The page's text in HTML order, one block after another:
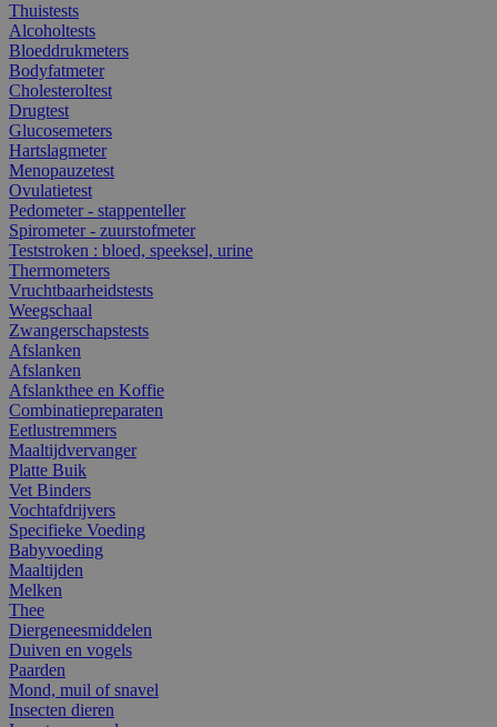
Thuistests
Alcoholtests
Bloeddrukmeters
Bodyfatmeter
Cholesteroltest
Drugtest
Glucosemeters
Hartslagmeter
Menopauzetest
Ovulatietest
Pedometer - stappenteller
Spirometer - zuurstofmeter
Teststroken : bloed, speeksel, urine
Thermometers
Vruchtbaarheidstests
Weegschaal
Zwangerschapstests
Afslanken
Afslanken
Afslankthee en Koffie
Combinatiepreparaten
Eetlustremmers
Maaltijdvervanger
Platte Buik
Vet Binders
Vochtafdrijvers
Specifieke Voeding
Babyvoeding
Maaltijden
Melken
Thee
Diergeneesmiddelen
Duiven en vogels
Paarden
Mond, muil of snavel
Insecten dieren